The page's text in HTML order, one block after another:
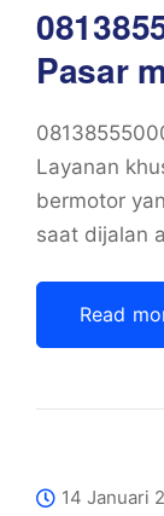
Pasar
Layanan
bermotor
saat dijalan
Read
14 Januari